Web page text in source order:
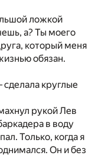
ложкой
а? Ты моего
который меня
обязан.
круглые
рукой Лев
в воду
Только, когда я
Он и без